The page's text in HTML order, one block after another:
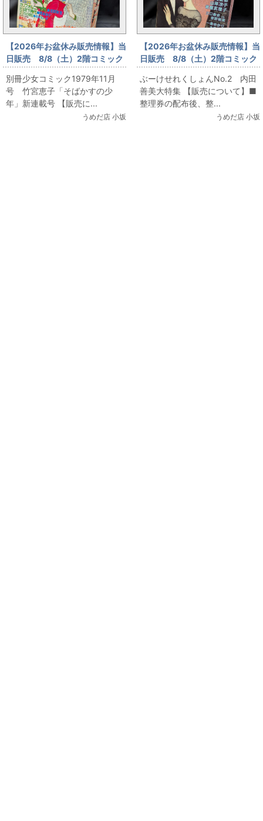
【2026年お盆休み販売情報】当
日販売 8/8（土）2階コミック
フロア 別冊少女コミック1979
年11月号 竹宮恵子「そばかす
の少年」新連載号
別冊少女コミック1979年11月
号 竹宮恵子「そばかすの少
年」新連載号 【販売に...
うめだ店 小坂
【2026年お盆休み販売情報】当
日販売 8/8（土）2階コミック
フロア ぶーけせれくしょん
No.2 内田善美大特集
ぶーけせれくしょんNo.2 内田
善美大特集 【販売について】■
整理券の配布後、整...
うめだ店 小坂